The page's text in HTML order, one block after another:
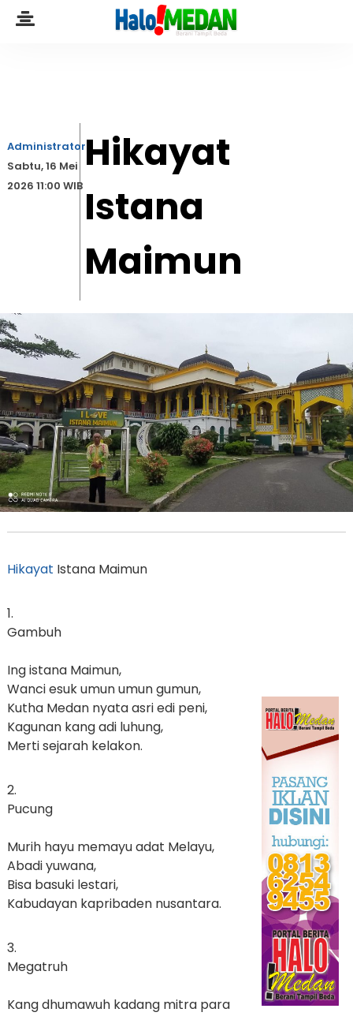
Hikayat
Istana
Maimun
Administrator
Sabtu, 16 Mei
2026 11:00 WIB
Hikayat Istana Maimun
1.
Gambuh
Ing istana Maimun,
Wanci esuk umun umun gumun,
Kutha Medan nyata asri edi peni,
Kagunan kang adi luhung,
Merti sejarah kelakon.
2.
Pucung
Murih hayu memayu adat Melayu,
Abadi yuwana,
Bisa basuki lestari,
Kabudayan kapribaden nusantara.
3.
Megatruh
Kang dhumawuh kadang mitra para